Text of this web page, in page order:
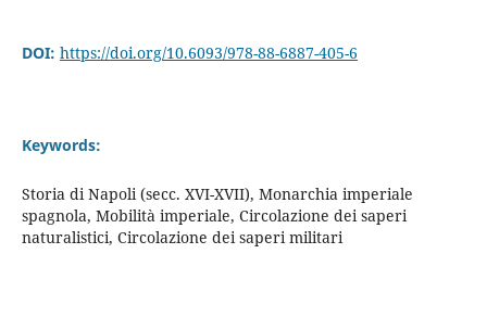
DOI: https://doi.org/10.6093/978-88-6887-405-6
Keywords:
Storia di Napoli (secc. XVI-XVII), Monarchia imperiale
spagnola, Mobilità imperiale, Circolazione dei saperi
naturalistici, Circolazione dei saperi militari